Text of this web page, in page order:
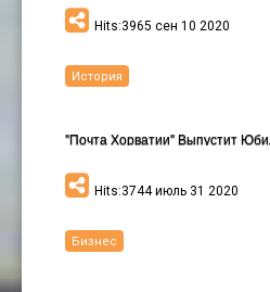
Hits:3965 сен 10 2020
"Почта Хорватии" Выпустит
Hits:3744 июль 31 2020
История
Бизнес